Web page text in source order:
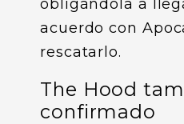
obligándola a
acuerdo con
rescatarlo.
The Hood
confirmado